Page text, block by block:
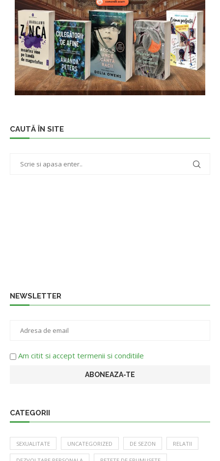
CAUTĂ ÎN SITE
NEWSLETTER
Am citit si accept termenii si conditiile
CATEGORII
SEXUALITATE UNCATEGORIZED DE SEZON RELATII